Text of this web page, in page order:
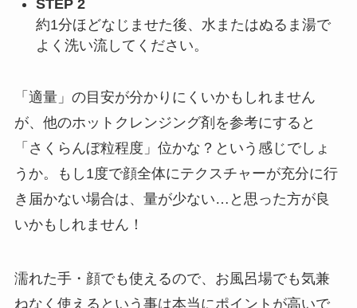
STEP 2
約1分ほどなじませた後、水またはぬるま湯で
よく洗い流してください。
「適量」の目安が分かりにくいかもしれません
が、他のホットクレンジング剤を参考にすると
「さくらんぼ粒程度」位かな？という感じでしょ
うか。もし1度で顔全体にテクスチャーが充分に行
き届かない場合は、量が少ない…と思った方が良
いかもしれません！
濡れた手・顔でも使えるので、お風呂場でも気兼
ねなく使えるという事は本当にポイントが高いで